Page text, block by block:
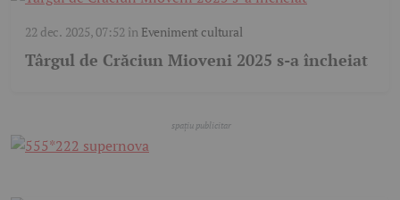
22 dec. 2025, 07:52 în Eveniment cultural
Târgul de Crăciun Mioveni 2025 s-a încheiat